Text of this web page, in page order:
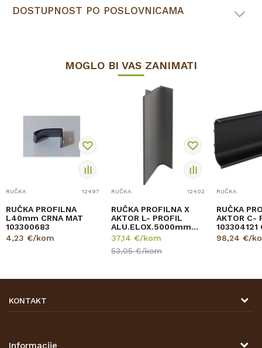
DOSTUPNOST PO POSLOVNICAMA
MOGLO BI VAS ZANIMATI
RUČKA 12497
RUČKA PROFILNA
L40mm CRNA MAT
103300683
4,23 €/kom
RUČKA 12402
RUČKA PROFILNA X
AKTOR L- PROFIL
ALU.ELOX.5000mm
103304041
37,14 €/kom
53,05€/kom
RUČKA
RUČKA
AKTOR C-
103304121
6000mm
98,24 €/
KONTAKT
47000 Karlovac
Informacije